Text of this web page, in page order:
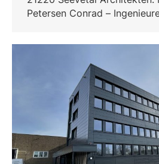
Petersen Conrad –